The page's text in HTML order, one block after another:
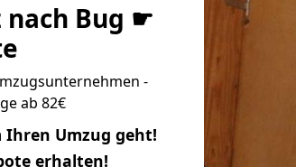
nach Bug ☛
-
ab 82€
Umzug geht!
erhalten!